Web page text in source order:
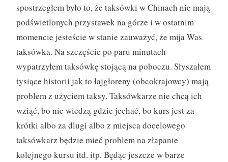
spostrzegłem było to, że taksówki w Chinach nie mają
podświetlonych przystawek na górze i w ostatnim
momencie jesteście w stanie zauważyć, że mija Was
taksówka. Na szczęście po paru minutach
wypatrzyłem taksówkę stojącą na poboczu. Słyszałem
tysiące historii jak to łajgłoreny (obcokrajowcy) mają
problem z użyciem taksy. Taksówkarze nie chcą ich
wziąć, bo nie wiedzą gdzie jechać, bo kurs jest za
krótki albo za dlugi albo z miejsca docelowego
taksówkarz będzie mieć problem na złapanie
kolejnego kursu itd. itp. Będąc jeszcze w barze